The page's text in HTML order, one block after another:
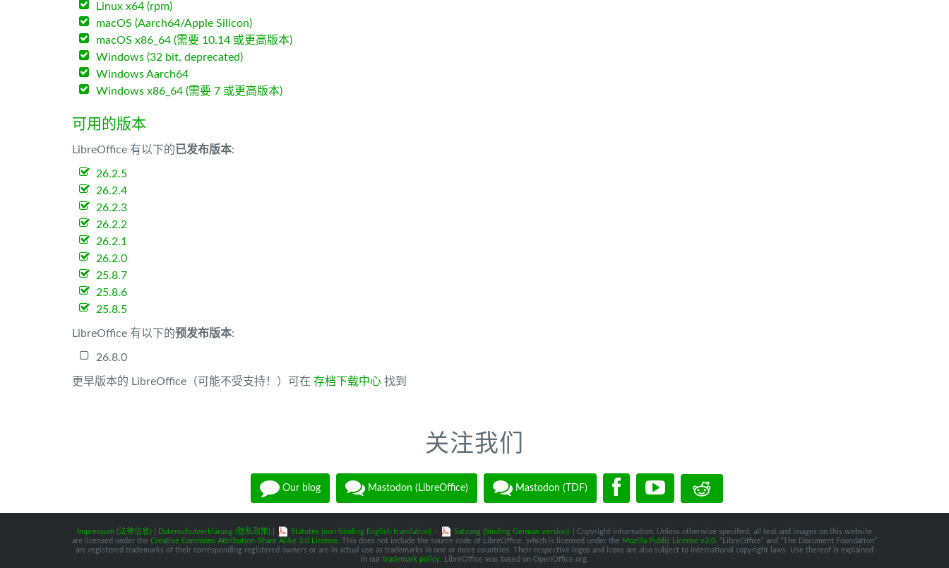
Linux x64 (rpm)
macOS (Aarch64/Apple Silicon)
macOS x86_64 (需要 10.14 或更高版本)
Windows (32 bit, deprecated)
Windows Aarch64
Windows x86_64 (需要 7 或更高版本)
可用的版本
LibreOffice 有以下的已发布版本:
26.2.5
26.2.4
26.2.3
26.2.2
26.2.1
26.2.0
25.8.7
25.8.6
25.8.5
LibreOffice 有以下的预发布版本:
26.8.0
更早版本的 LibreOffice（可能不受支持！）可在 存档下载中心 找到
关注我们
Our blog Mastodon (LibreOffice) Mastodon (TDF)
Impressum (法律信息) Datenschutzerklärung (隐私政策) Statutes (non-binding English translation) - Satzung (binding German version)
| Copyright information: Unless otherwise specified, all text and images on this website
are licensed under the Creative Commons Attribution-Share Alike 3.0 License . This does not include the source code of LibreOffice, which is licensed under the Mozilla Public License v2.0 . “LibreOffice” and “The Document Foundation”
are registered trademarks of their corresponding registered owners or are in actual use as trademarks in one or more countries. Their respective logos and icons are also subject to international copyright laws. Use thereof is explained
in our trademark policy. LibreOffice was based on OpenOffice.org.